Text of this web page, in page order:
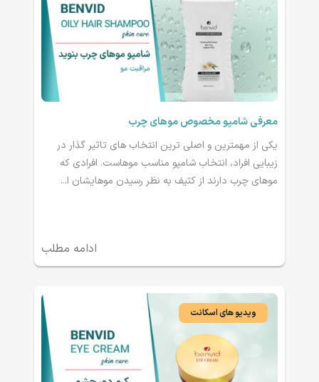
معرفی شامپو مخصوص موهای چرب
یکی از مهمترین و اصلی ترین انتخاب های تاثیر گذار در
زیبایی افراد، انتخاب شامپو مناسب موهاست. افرادی که
موهای چرب دارند از کثیف به نظر رسیدن موهایشان ا...
ادامه مطلب
ویدیو های اسکانت